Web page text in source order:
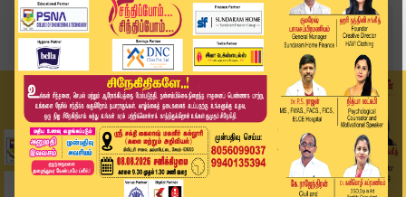
Home
தமிழ்நாடு
அமோனியா வாயு கசிவு: ரூ.10 லட்சம் நிதி உதவி வழங்...